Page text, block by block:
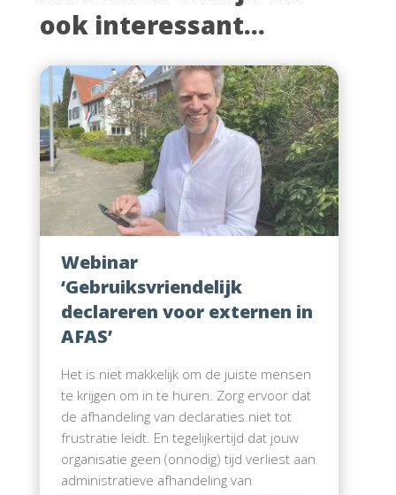
ook interessant...
Webinar
‘Gebruiksvriendelijk
declareren voor externen in
AFAS’
Het is niet makkelijk om de juiste mensen
te krijgen om in te huren. Zorg ervoor dat
de afhandeling van declaraties niet tot
frustratie leidt. En tegelijkertijd dat jouw
organisatie geen (onnodig) tijd verliest aan
administratieve afhandeling van